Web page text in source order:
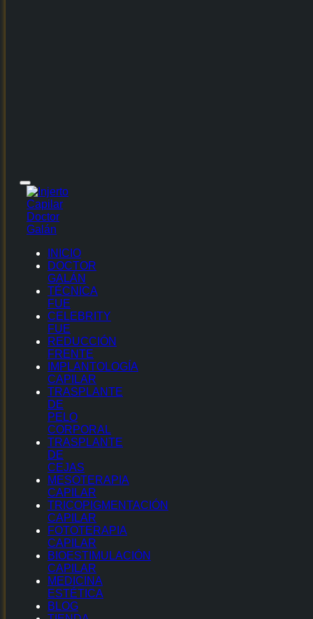
INICIO
DOCTOR
GALÁN
TÉCNICA
FUE
CELEBRITY
FUE
REDUCCIÓN
FRENTE
IMPLANTOLOGÍA
CAPILAR
TRASPLANTE
DE
PELO
CORPORAL
TRASPLANTE
DE
CEJAS
MESOTERAPIA
CAPILAR
TRICOPIGMENTACIÓN
CAPILAR
FOTOTERAPIA
CAPILAR
BIOESTIMULACIÓN
CAPILAR
MEDICINA
ESTÉTICA
BLOG